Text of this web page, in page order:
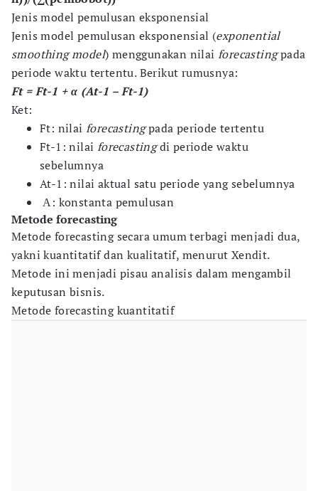
Jenis model pemulusan eksponensial
Jenis model pemulusan eksponensial (exponential
smoothing model) menggunakan nilaiforecastingpada
periode waktu tertentu. Berikut rumusnya:
Ft = Ft-1 + α (At-1 – Ft-1)
Ket:
Ft: nilai forecastingpada periode tertentu
Ft-1: nilai forecastingdi periode waktu
sebelumnya
At-1: nilai aktual satu periode yang sebelumnya
Α: konstanta pemulusan
Metode forecasting
Metode forecasting secara umum terbagi menjadi dua,
yakni kuantitatif dan kualitatif, menurut Xendit.
Metode ini menjadi pisau analisis dalam mengambil
keputusan bisnis.
Metode forecasting kuantitatif